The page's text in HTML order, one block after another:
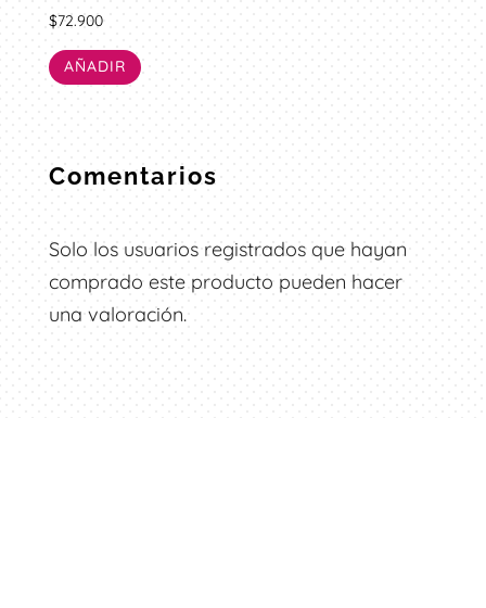
$72.900
AÑADIR
Comentarios
Solo los usuarios registrados que hayan
comprado este producto pueden hacer
una valoración.